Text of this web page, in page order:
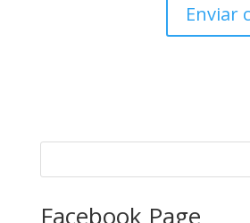
Facebook Page